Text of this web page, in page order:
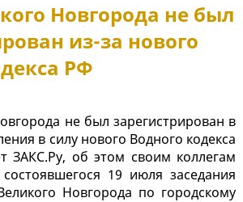
Новгорода не был
из-за нового
РФ
не был зарегистрирован в
в силу нового Водного кодекса
ЗАКС.Ру, об этом своим коллегам
19 июля заседания
Новгорода по городскому